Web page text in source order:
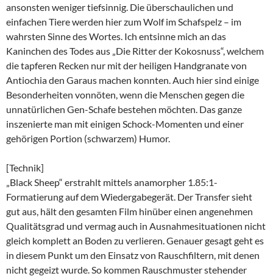
ansonsten weniger tiefsinnig. Die überschaulichen und
einfachen Tiere werden hier zum Wolf im Schafspelz – im
wahrsten Sinne des Wortes. Ich entsinne mich an das
Kaninchen des Todes aus „Die Ritter der Kokosnuss“, welchem
die tapferen Recken nur mit der heiligen Handgranate von
Antiochia den Garaus machen konnten. Auch hier sind einige
Besonderheiten vonnöten, wenn die Menschen gegen die
unnatürlichen Gen-Schafe bestehen möchten. Das ganze
inszenierte man mit einigen Schock-Momenten und einer
gehörigen Portion (schwarzem) Humor.
[Technik]
„Black Sheep“ erstrahlt mittels anamorpher 1.85:1-
Formatierung auf dem Wiedergabegerät. Der Transfer sieht
gut aus, hält den gesamten Film hinüber einen angenehmen
Qualitätsgrad und vermag auch in Ausnahmesituationen nicht
gleich komplett an Boden zu verlieren. Genauer gesagt geht es
in diesem Punkt um den Einsatz von Rauschfiltern, mit denen
nicht gegeizt wurde. So kommen Rauschmuster stehender